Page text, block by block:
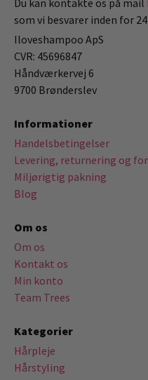
Du kan kontakte os på mail
som vi besvarer inden for
Iloveshampoo ApS
CVR: 45696847
Håndværkervej 6
9700 Brønderslev
Informationer
Handelsbetingelser
Levering, returnering og
Miljørigtig pakning
Blog
Om os
Om os
Kontakt os
Min konto
Team Trees
Kategorier
Hårpleje
Hårstyling